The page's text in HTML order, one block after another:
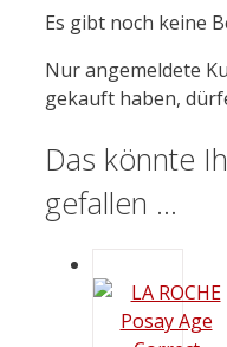
Es gibt noch keine
Nur angemeldete
gekauft haben,
Das könnte
gefallen …